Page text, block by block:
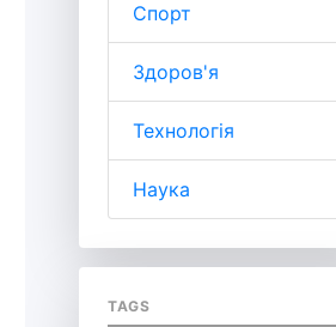
Спорт
Здоров'я
Технологія
Наука
TAGS